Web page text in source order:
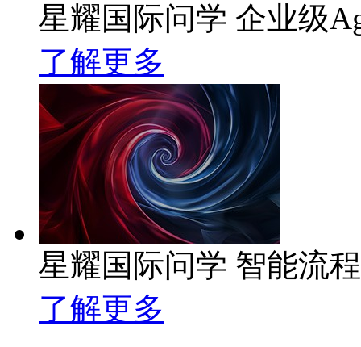
星耀国际问学 企业级
了解更多
星耀国际问学 智能流
了解更多